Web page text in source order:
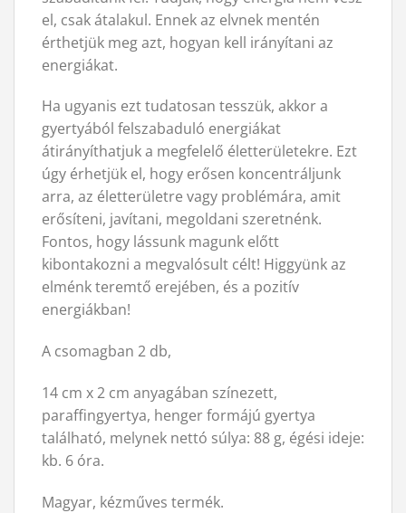
el, csak átalakul. Ennek az elvnek mentén
érthetjük meg azt, hogyan kell irányítani az
energiákat.
Ha ugyanis ezt tudatosan tesszük, akkor a
gyertyából felszabaduló energiákat
átirányíthatjuk a megfelelő életterületekre. Ezt
úgy érhetjük el, hogy erősen koncentráljunk
arra, az életterületre vagy problémára, amit
erősíteni, javítani, megoldani szeretnénk.
Fontos, hogy lássunk magunk előtt
kibontakozni a megvalósult célt! Higgyünk az
elménk teremtő erejében, és a pozitív
energiákban!
A csomagban 2 db,
14 cm x 2 cm anyagában színezett,
paraffingyertya, henger formájú gyertya
található, melynek nettó súlya: 88 g, égési ideje:
kb. 6 óra.
Magyar, kézműves termék.